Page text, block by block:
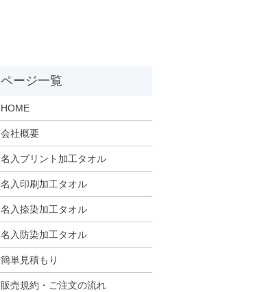
HOME
会社概要
名入プリント加工タオル
名入印刷加工タオル
名入捺染加工タオル
名入防染加工タオル
簡単見積もり
販売規約・ご注文の流れ